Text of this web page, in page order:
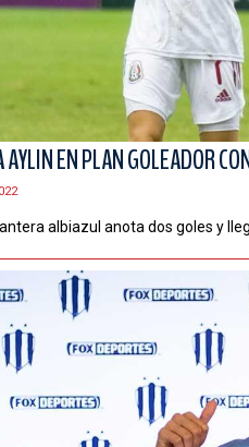
EN PLAN GOLEADOR
albiazul anota dos goles y